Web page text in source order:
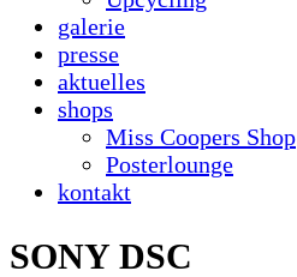
galerie
presse
aktuelles
shops
Miss Coopers Shop
Posterlounge
kontakt
SONY DSC